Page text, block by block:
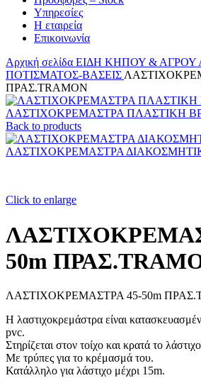
Υπηρεσίες
Η εταιρεία
Επικοινωνία
Αρχική σελίδα ΕΙΔΗ ΚΗΠΟΥ & ΑΓΡΟΥ
ΠΟΤΙΣΜΑΤΟΣ-ΒΑΣΕΙΣ
ΠΡΑΣ.TRAMON
ΛΑΣΤΙΧΟΚΡΕΜΑΣΤΡΑ ΠΛΑΣΤΙΚΗ
Back to products
ΛΑΣΤΙΧΟΚΡΕΜΑΣΤΡΑ
Click to enlarge
50m
ΛΑΣΤΙΧΟΚΡΕΜΑΣΤΡΑ 45-50m
Η λαστιχοκρεμάστρα είναι
pvc.
Στηρίζεται στον τοίχο και κρατά το
Με τρύπες για το κρέμασμά του.
Κατάλληλο για λάστιχο μέχρι 15m.